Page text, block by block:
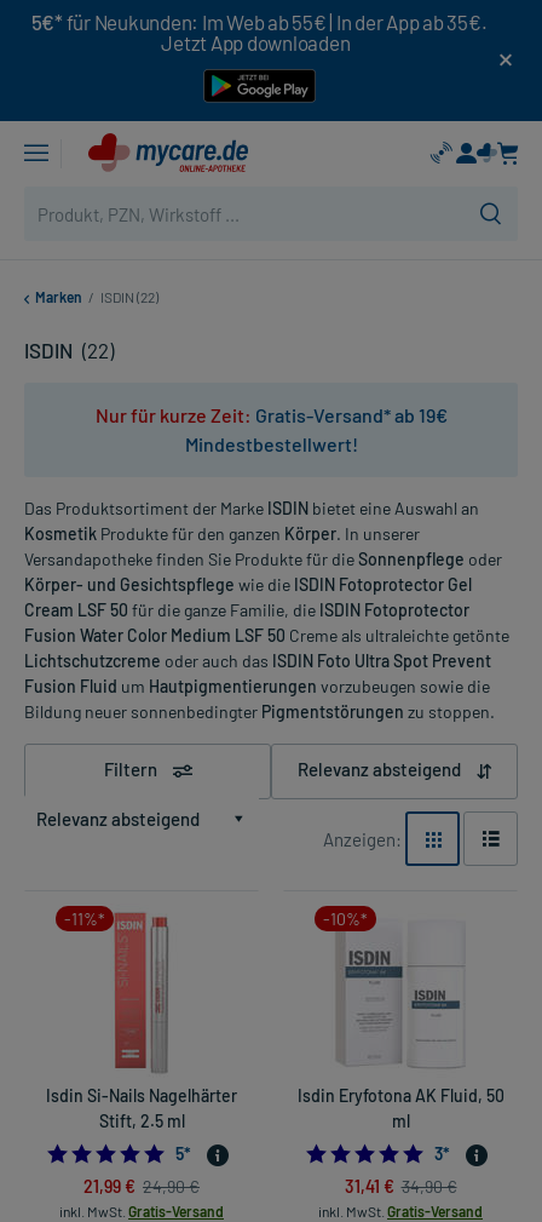
5€* für Neukunden: Im Web ab 55€ | In der App ab 35€.
Jetzt App downloaden
Marken / ISDIN (22)
ISDIN (22)
Nur für kurze Zeit: Gratis-Versand* ab 19€
Mindestbestellwert!
Das Produktsortiment der Marke ISDIN bietet eine Auswahl an
Kosmetik Produkte für den ganzen Körper. In unserer
Versandapotheke finden Sie Produkte für dieSonnenpflege oder
Körper- und Gesichtspflege wie die ISDIN Fotoprotector Gel
Cream LSF 50 für die ganze Familie, die ISDIN Fotoprotector
Fusion Water Color Medium LSF 50 Creme als ultraleichte getönte
Lichtschutzcreme oder auch das ISDIN Foto Ultra Spot Prevent
Fusion Fluid um Hautpigmentierungen vorzubeugen sowie die
Bildung neuer sonnenbedingter Pigmentstörungen zu stoppen.
Filtern Relevanz absteigend
Relevanz absteigend
Anzeigen:
-11%*
Isdin Si-Nails Nagelhärter
Stift, 2.5 ml
4.8
5*
21,99 € 24,90 €
inkl. MwSt. Gratis-Versand
-10%*
Isdin Eryfotona AK Fluid, 50
ml
5.0
3*
31,41 € 34,90 €
inkl. MwSt. Gratis-Versand